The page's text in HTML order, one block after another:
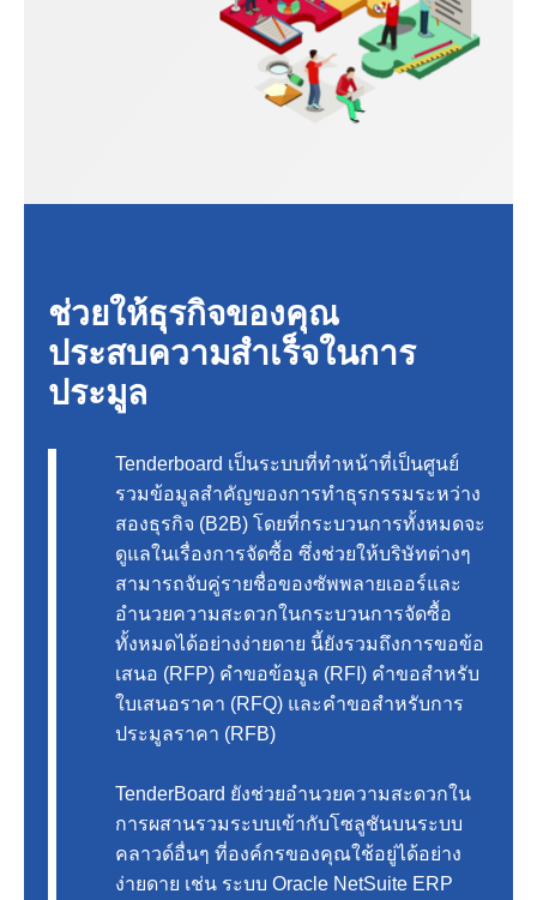
ช่วยให้ธุรกิจของคุณ
ประสบความสำเร็จในการ
ประมูล​
Tenderboard เป็นระบบที่ทำหน้าที่เป็นศูนย์
รวมข้อมูลสำคัญของการทำธุรกรรมระหว่าง
สองธุรกิจ (B2B) โดยที่กระบวนการทั้งหมดจะ
ดูแลในเรื่องการจัดซื้อ ซึ่งช่วยให้บริษัทต่างๆ
สามารถจับคู่รายชื่อของซัพพลายเออร์และ
อำนวยความสะดวกในกระบวนการจัดซื้อ
ทั้งหมดได้อย่างง่ายดาย นี้ยังรวมถึงการขอข้อ
เสนอ (RFP) คำขอข้อมูล (RFI) คำขอสำหรับ
ใบเสนอราคา (RFQ) และคำขอสำหรับการ
ประมูลราคา (RFB)
TenderBoard ยังช่วยอำนวยความสะดวกใน
การผสานรวมระบบเข้ากับโซลูชันบนระบบ
คลาวด์อื่นๆ ที่องค์กรของคุณใช้อยู่ได้อย่าง
ง่ายดาย เช่น ระบบ Oracle NetSuite ERP